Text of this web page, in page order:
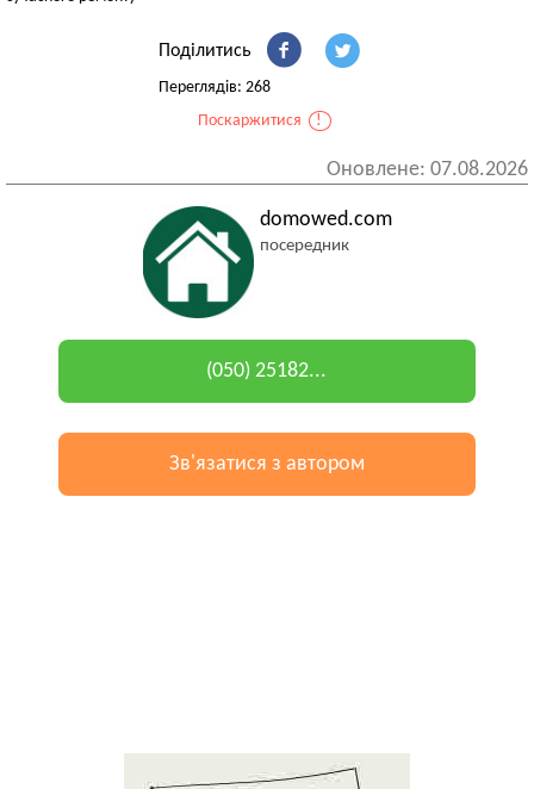
Поділитись
Переглядів: 268
Поскаржитися
!
Оновлене: 07.08.2026
domowed.com
посередник
(050) 25182...
Зв'язатися з автором